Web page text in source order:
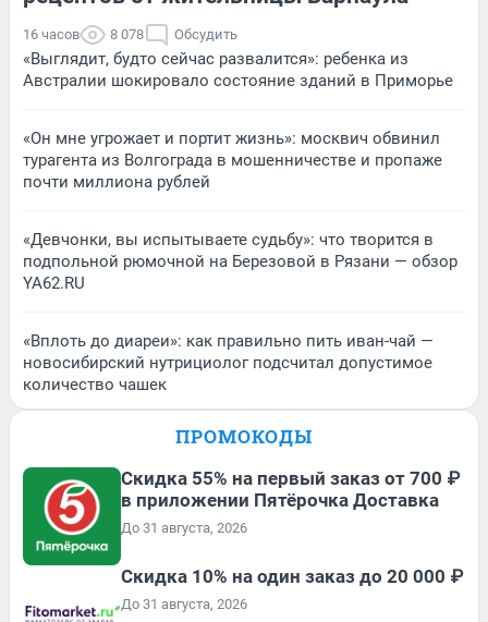
16 часов 8 078 Обсудить
«Выглядит, будто сейчас развалится»: ребенка из
Австралии шокировало состояние зданий в Приморье
«Он мне угрожает и портит жизнь»: москвич обвинил
турагента из Волгограда в мошенничестве и пропаже
почти миллиона рублей
«Девчонки, вы испытываете судьбу»: что творится в
подпольной рюмочной на Березовой в Рязани — обзор
YA62.RU
«Вплоть до диареи»: как правильно пить иван-чай —
новосибирский нутрициолог подсчитал допустимое
количество чашек
ПРОМОКОДЫ
Скидка 55% на первый заказ от 700 ₽
в приложении Пятёрочка Доставка
До 31 августа, 2026
Скидка 10% на один заказ до 20 000 ₽
До 31 августа, 2026